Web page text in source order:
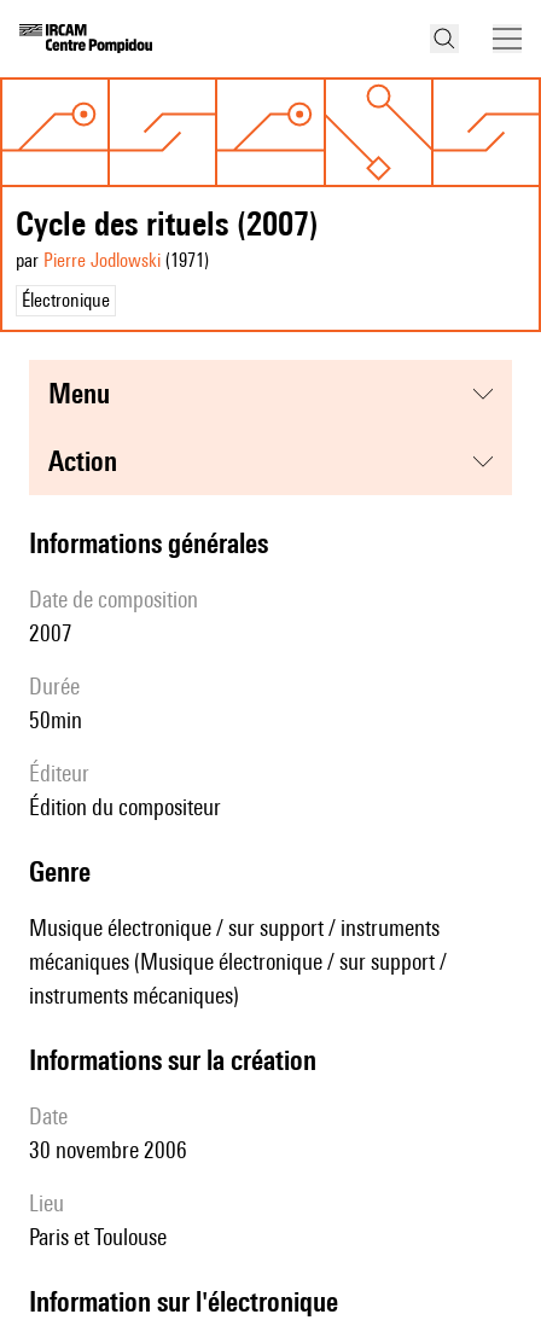
Cycle des rituels (2007)
par Pierre Jodlowski (1971 )
Électronique
menu
action
informations générales
date de composition
2007
durée
50min
éditeur
édition du compositeur
genre
Musique électronique / sur support / instruments
mécaniques (Musique électronique / sur support /
instruments mécaniques)
informations sur la création
date
30 novembre 2006
lieu
Paris et Toulouse
Information sur l'électronique